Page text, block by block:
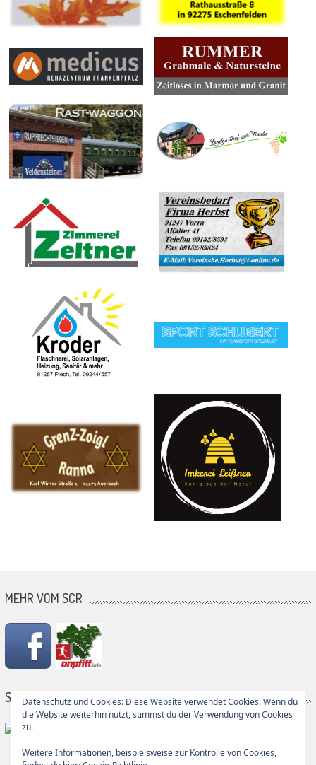
MEHR VOM SCR
SG PARTNER
Datenschutz und Cookies: Diese Website verwendet Cookies. Wenn du
die Website weiterhin nutzt, stimmst du der Verwendung von Cookies
zu.
Weitere Informationen, beispielsweise zur Kontrolle von Cookies,